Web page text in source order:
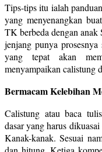
Tips-tips itu ialah
yang menyenangkan
TK berbeda dengan anak
jenjang punya
yang tepat akan
menyampaikan calistung
Bermacam Kelebihan
Calistung atau baca
dasar yang harus
Kanak-kanak. Sesuai